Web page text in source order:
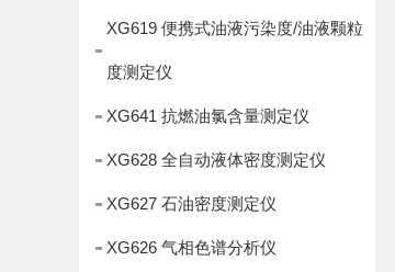
XG619 便携式油液污染度/油液颗粒
度测定仪
XG641 抗燃油氯含量测定仪
XG628 全自动液体密度测定仪
XG627 石油密度测定仪
XG626 气相色谱分析仪